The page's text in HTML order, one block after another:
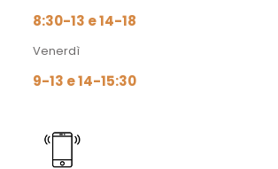
8:30-13 e 14-18
Venerdì
9-13 e 14-15:30